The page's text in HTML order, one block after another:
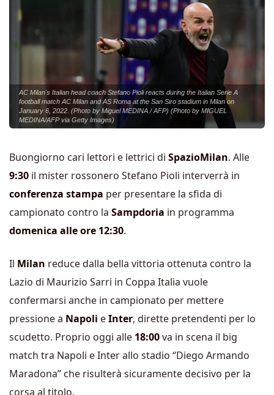
AC Milan's Italian head coach Stefano Pioli reacts during the Italian Serie A
football match AC Milan and AS Roma at the San Siro stadium in Milan on
January 6, 2022. (Photo by Miguel MEDINA / AFP) (Photo by MIGUEL
MEDINA/AFP via Getty Images)
Buongiorno cari lettori e lettrici di SpazioMilan. Alle
9:30 il mister rossonero Stefano Pioli interverrà in
conferenza stampa per presentare la sfida di
campionato contro la Sampdoria in programma
domenica alle ore 12:30.
Il Milan reduce dalla bella vittoria ottenuta contro la
Lazio di Maurizio Sarri in Coppa Italia vuole
confermarsi anche in campionato per mettere
pressione a Napoli eInter, dirette pretendenti per lo
scudetto. Proprio oggi alle 18:00va in scena il big
match tra Napoli e Inter allo stadio “Diego Armando
Maradona” che risulterà sicuramente decisivo per la
corsa al titolo.